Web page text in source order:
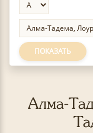
ПОКАЗАТЬ
Алма-